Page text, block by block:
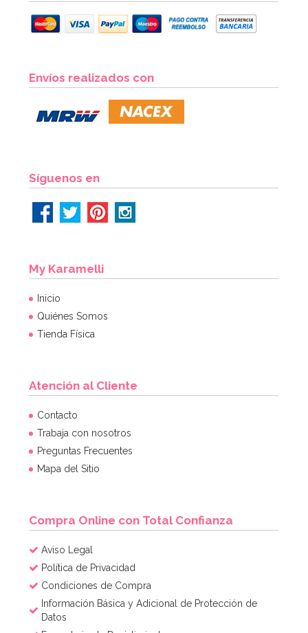
Envíos realizados con
Síguenos en
My Karamelli
Inicio
Quiénes Somos
Tienda Física
Atención al Cliente
Contacto
Trabaja con nosotros
Preguntas Frecuentes
Mapa del Sitio
Compra Online con Total Confianza
Aviso Legal
Política de Privacidad
Condiciones de Compra
Información Básica y Adicional de Protección de
Datos